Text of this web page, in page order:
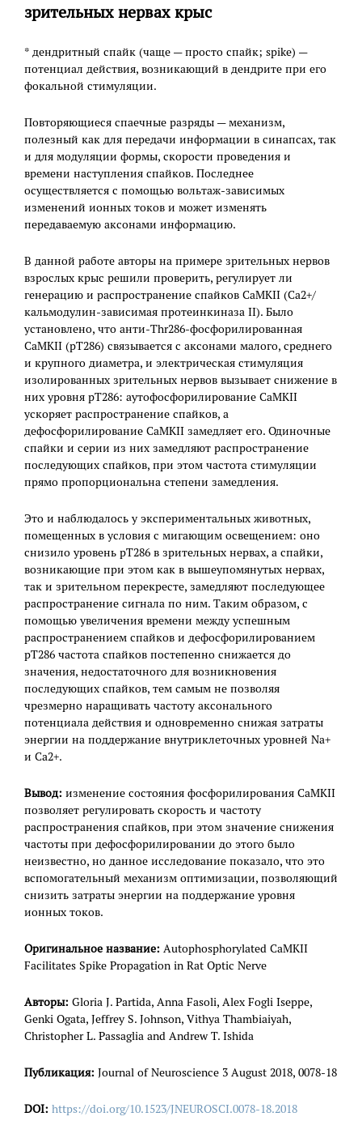
зрительных нервах крыс
* дендритный спайк (чаще — просто спайк; spike) —
потенциал действия, возникающий в дендрите при его
фокальной стимуляции.
Повторяющиеся спаечные разряды — механизм,
полезный как для передачи информации в синапсах, так
и для модуляции формы, скорости проведения и
времени наступления спайков. Последнее
осуществляется с помощью вольтаж-зависимых
изменений ионных токов и может изменять
передаваемую аксонами информацию.
В данной работе авторы на примере зрительных нервов
взрослых крыс решили проверить, регулирует ли
генерацию и распространение спайков CaMKII (Ca2+/
кальмодулин-зависимая протеинкиназа II). Было
установлено, что анти-Thr286-фосфорилированная
CaMKII (pT286) связывается с аксонами малого, среднего
и крупного диаметра, и электрическая стимуляция
изолированных зрительных нервов вызывает снижение в
них уровня pT286: аутофосфорилирование CaMKII
ускоряет распространение спайков, а
дефосфорилирование CaMKII замедляет его. Одиночные
спайки и серии из них замедляют распространение
последующих спайков, при этом частота стимуляции
прямо пропорциональна степени замедления.
Это и наблюдалось у экспериментальных животных,
помещенных в условия с мигающим освещением: оно
снизило уровень pT286 в зрительных нервах, а спайки,
возникающие при этом как в вышеупомянутых нервах,
так и зрительном перекресте, замедляют последующее
распространение сигнала по ним. Таким образом, с
помощью увеличения времени между успешным
распространением спайков и дефосфорилированием
pT286 частота спайков постепенно снижается до
значения, недостаточного для возникновения
последующих спайков, тем самым не позволяя
чрезмерно наращивать частоту аксонального
потенциала действия и одновременно снижая затраты
энергии на поддержание внутриклеточных уровней Na+
и Ca2+.
Вывод: изменение состояния фосфорилирования CaMKII
позволяет регулировать скорость и частоту
распространения спайков, при этом значение снижения
частоты при дефосфорилировании до этого было
неизвестно, но данное исследование показало, что это
вспомогательный механизм оптимизации, позволяющий
снизить затраты энергии на поддержание уровня
ионных токов.
Оригинальное название: Autophosphorylated CaMKII
Facilitates Spike Propagation in Rat Optic Nerve
Авторы: Gloria J. Partida, Anna Fasoli, Alex Fogli Iseppe,
Genki Ogata, Jeffrey S. Johnson, Vithya Thambiaiyah,
Christopher L. Passaglia and Andrew T. Ishida
Публикация: Journal of Neuroscience 3 August 2018, 0078-18
DOI: https://doi.org/10.1523/JNEUROSCI.0078-18.2018